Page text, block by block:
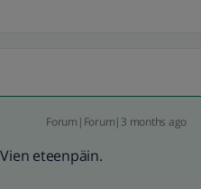
Forum|Forum|3 months ago
eteenpäin.